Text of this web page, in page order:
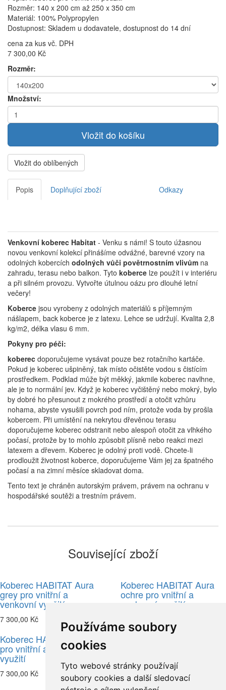
Používáme soubory
cookies
Tyto webové stránky používají
soubory cookies a další sledovací
Rozměr: 140 x 200 cm až 250 x 350 cm
Materiál: 100% Polypropylen
Dostupnost: Skladem u dodavatele, dostupnost do 14 dní
cena za kus vč. DPH
7 300,00 Kč
Rozměr:
Množství:
Vložit do oblíbených
Popis Doplňující zboží Odkazy
Venkovní koberec Habitat - Venku s námi! S touto úžasnou
novou venkovní kolekcí přinášíme odvážné, barevné vzory na
odolných kobercích odolných vůči povětrnostním vlivům na
zahradu, terasu nebo balkon. Tyto koberce lze použít i v interiéru
a při silném provozu. Vytvořte útulnou oázu pro dlouhé letní
večery!
Koberce jsou vyrobeny z odolných materiálů s příjemným
nášlapem, back koberce je z latexu. Lehce se udržují. Kvalita 2,8
kg/m2, délka vlasu 6 mm.
Pokyny pro péči:
koberec doporučujeme vysávat pouze bez rotačního kartáče.
Pokud je koberec ušpiněný, tak místo očistěte vodou s čistícím
prostředkem. Podklad může být měkký, jakmile koberec navlhne,
ale je to normální jev. Když je koberec vyčištěný nebo mokrý, bylo
by dobré ho přesunout z mokrého prostředí a otočit vzhůru
nohama, abyste vysušili povrch pod ním, protože voda by prošla
kobercem. Při umístění na nekrytou dřevěnou terasu
doporučujeme koberec odstranit nebo alespoň otočit za vlhkého
počasí, protože by to mohlo způsobit plísně nebo reakci mezi
latexem a dřevem. Koberec je odolný proti vodě. Chcete-li
prodloužit životnost koberce, doporučujeme Vám jej za špatného
počasí a na zimní měsíce skladovat doma.
Tento text je chráněn autorským právem, právem na ochranu v
hospodářské soutěži a trestním právem.
Související zboží
Koberec HABITAT Aura
grey pro vnitřní a
venkovní využití
7 300,00 Kč
Koberec HABITAT Aura
ochre pro vnitřní a
venkovní využití
Koberec HABITAT LaVida
pro vnitřní a venkovní
využití
7 300,00 Kč využití
25 974,00 Kč